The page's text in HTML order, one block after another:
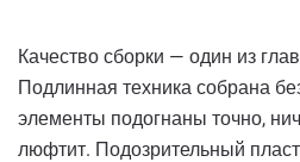
Качество сборки — один из
Подлинная техника собрана
элементы подогнаны точно,
люфтит. Подозрительный